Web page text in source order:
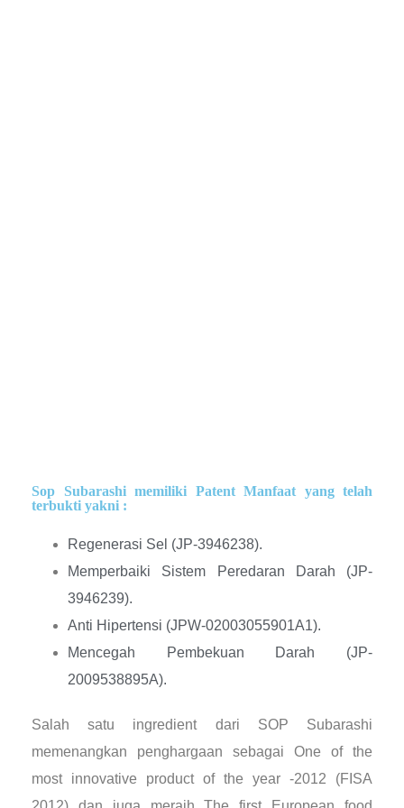
Sop Subarashi memiliki Patent Manfaat yang telah
terbukti yakni :
Regenerasi Sel (JP-3946238).
Memperbaiki Sistem Peredaran Darah (JP-
3946239).
Anti Hipertensi (JPW-02003055901A1).
Mencegah Pembekuan Darah (JP-
2009538895A).
Salah satu ingredient dari SOP Subarashi
memenangkan penghargaan sebagai One of the
most innovative product of the year -2012 (FISA